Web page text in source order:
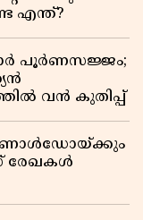
എന്ത്?
പൂർണസജ്ജം;
വൻ കുതിപ്പ്
രേഖകൾ